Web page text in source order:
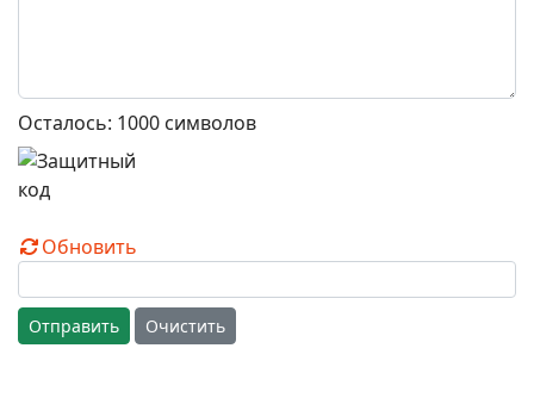
Осталось: 1000 символов
Обновить
Отправить Очистить